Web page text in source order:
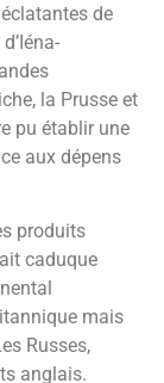
de
la Prusse et
pu établir une
aux dépens
produits
caduque
mais
Russes,
anglais.